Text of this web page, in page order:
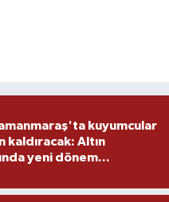
kuyumcular
kaldıracak: Altın
yeni dönem...